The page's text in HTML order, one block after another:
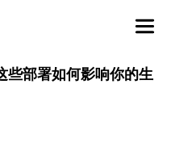
些部署如何影响你的生